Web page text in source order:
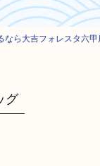
グ